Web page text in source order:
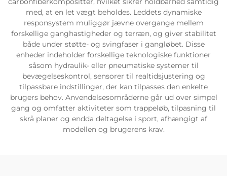
med, at en let vægt beholdes. Leddets dynamiske
responsystem muliggør jævne overgange mellem
forskellige ganghastigheder og terræn, og giver stabilitet
både under støtte- og svingfaser i gangløbet. Disse
enheder indeholder forskellige teknologiske funktioner
såsom hydraulik- eller pneumatiske systemer til
bevægelseskontrol, sensorer til realtidsjustering og
tilpassbare indstillinger, der kan tilpasses den enkelte
brugers behov. Anvendelsesområderne går ud over simpel
gang og omfatter aktiviteter som trappeløb, tilpasning til
skrå planer og endda deltagelse i sport, afhængigt af
modellen og brugerens krav.